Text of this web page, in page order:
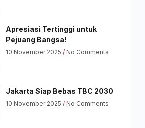
Apresiasi Tertinggi untuk
Pejuang Bangsa!
10 November 2025 No Comments
Jakarta Siap Bebas TBC 2030
10 November 2025 No Comments